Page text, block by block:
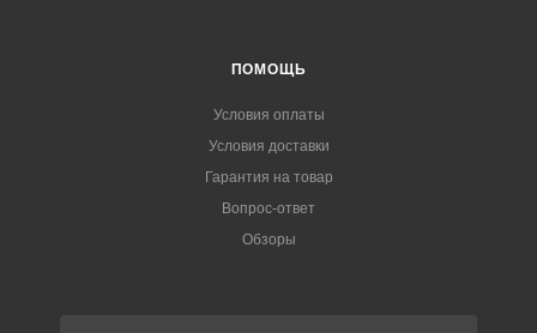
ПОМОЩЬ
Условия оплаты
Условия доставки
Гарантия на товар
Вопрос-ответ
Обзоры